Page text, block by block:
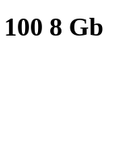
8 Gb